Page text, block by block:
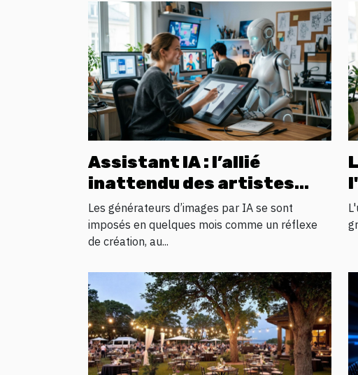
Assistant IA : l’allié
inattendu des artistes
numériques en quête
d’inspiration visuelle
Les générateurs d’images par IA se sont
imposés en quelques mois comme un réflexe
de création, au...